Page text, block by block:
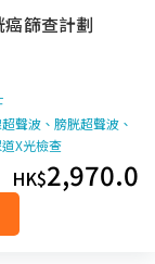
篩查計劃
聲波、膀胱超聲波、
X光檢查
HK$2,970.0